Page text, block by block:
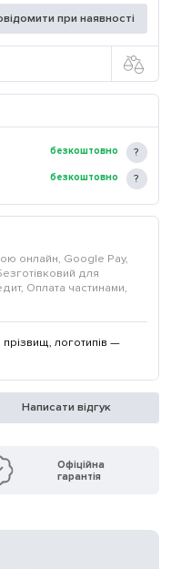
при наявності
безкоштовно
безкоштовно
онлайн, Google Pay,
для
Оплата частинами,
логотипів —
Написати відгук
Офіційна
гарантія